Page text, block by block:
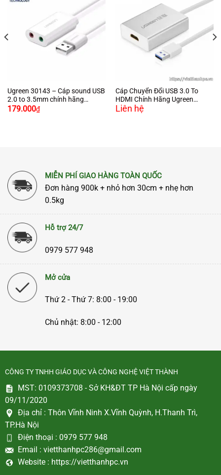
Ugreen 30143 – Cáp sound USB
2.0 to 3.5mm chính hãng
Ugreen
179.000₫
Cáp Chuyển Đổi USB 3.0 To
HDMI Chính Hãng Ugreen
40229 Cao Cấp
Liên hệ
MIỄN PHÍ GIAO HÀNG TOÀN QUỐC
Đơn hàng 900k + nhỏ hơn 30cm + nhẹ hơn
0.5kg
Hỗ trợ 24/7
0979 577 948
Mở cửa
Thứ 2 - Thứ 7: 8:00 - 19:00
Chủ nhật: 8:00 - 12:00
CÔNG TY TNHH GIÁO DỤC VÀ CÔNG NGHỆ VIỆT THÀNH
MST: 0109373708 - Sở KH&ĐT TP Hà Nội cấp ngày
09/11/2020
Địa chỉ : Thôn Vĩnh Ninh X.Vĩnh Quỳnh, H.Thanh Trì,
TP.Hà Nội
Điện thoại : 0979 577 948
Email : vietthanhpc286@gmail.com
Website : https://vietthanhpc.vn